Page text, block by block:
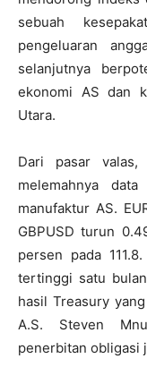
sebuah
pengeluaran
selanjutnya
ekonomi AS dan
Utara.
Dari pasar
melemahnya
manufaktur AS.
GBPUSD turun
persen pada
tertinggi satu
hasil Treasury
A.S. Steven
penerbitan obligasi